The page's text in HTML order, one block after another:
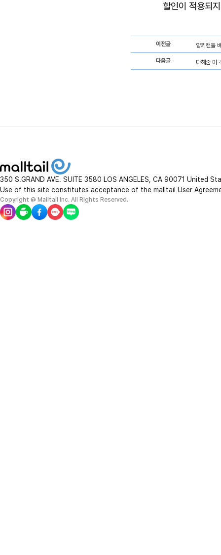
할인이 적용되
이전글 양키캔들
다음글 다해줌 미
350 S.GRAND AVE. SUITE 3580 LOS ANGELES, CA 90071 United
Use of this site constitutes acceptance of the malltail User
Copyright @ Malltail Inc. All Rights Reserved.